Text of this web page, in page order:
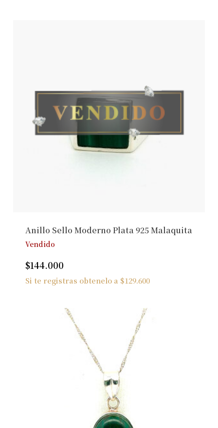
Anillo Sello Moderno Plata 925 Malaquita
Vendido
$144.000
Si te registras obtenelo a $129.600